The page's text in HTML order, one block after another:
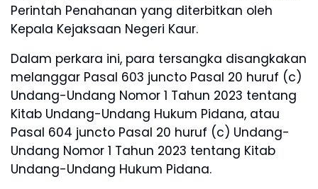
Perintah Penahanan yang diterbitkan oleh
Kepala Kejaksaan Negeri Kaur.
Dalam perkara ini, para tersangka disangkakan
melanggar Pasal 603 juncto Pasal 20 huruf (c)
Undang-Undang Nomor 1 Tahun 2023 tentang
Kitab Undang-Undang Hukum Pidana, atau
Pasal 604 juncto Pasal 20 huruf (c) Undang-
Undang Nomor 1 Tahun 2023 tentang Kitab
Undang-Undang Hukum Pidana.